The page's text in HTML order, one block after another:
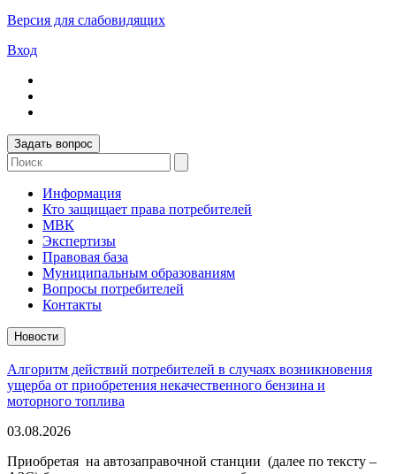
Версия для слабовидящих
Вход
Задать вопрос
Информация
Кто защищает права потребителей
МВК
Экспертизы
Правовая база
Муниципальным образованиям
Вопросы потребителей
Контакты
Новости
Алгоритм действий потребителей в случаях возникновения
ущерба от приобретения некачественного бензина и
моторного топлива
03.08.2026
Приобретая на автозаправочной станции (далее по тексту –